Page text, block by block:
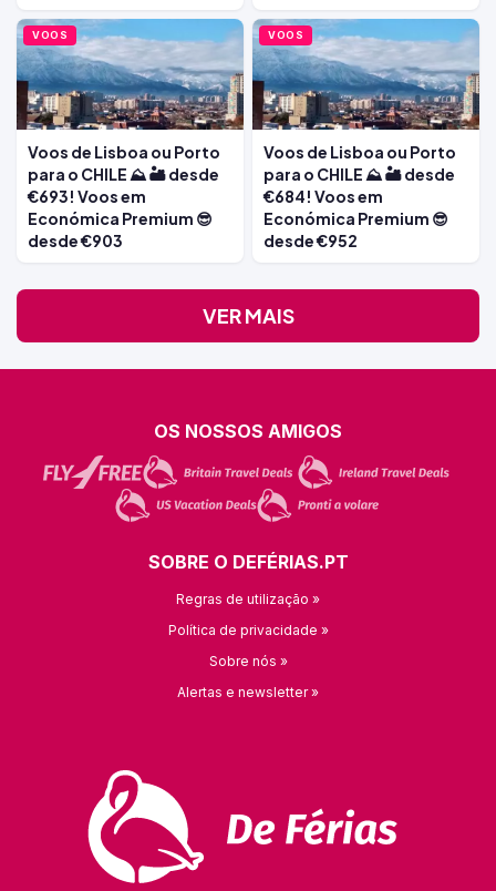
VOOS
Voos de Lisboa ou Porto
para o CHILE ⛰️ 🏜️ desde
€693! Voos em
Económica Premium 😎
desde €903
VOOS
Voos de Lisboa ou Porto
para o CHILE ⛰️ 🏜️ desde
€684! Voos em
Económica Premium 😎
desde €952
VER MAIS
OS NOSSOS AMIGOS
SOBRE O DEFÉRIAS.PT
Regras de utilização »
Política de privacidade »
Sobre nós »
Alertas e newsletter »